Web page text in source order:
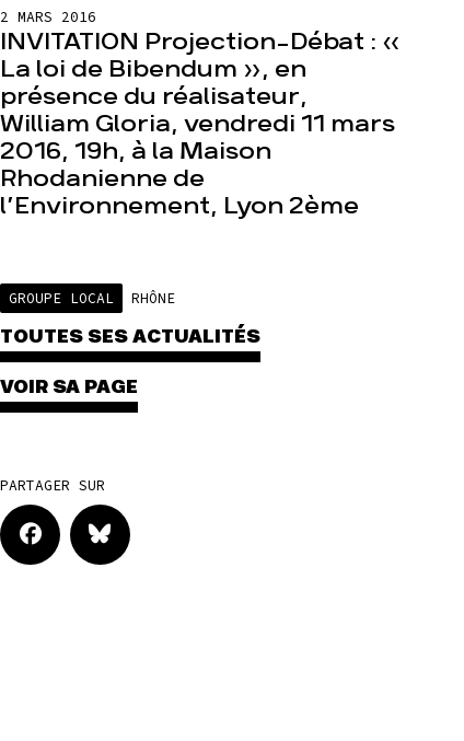
2 MARS 2016
INVITATION Projection-Débat : «
La loi de Bibendum », en
présence du réalisateur,
William Gloria, vendredi 11 mars
2016, 19h, à la Maison
Rhodanienne de
l’Environnement, Lyon 2ème
GROUPE LOCAL RHÔNE
TOUTES SES ACTUALITÉS
VOIR SA PAGE
PARTAGER SUR